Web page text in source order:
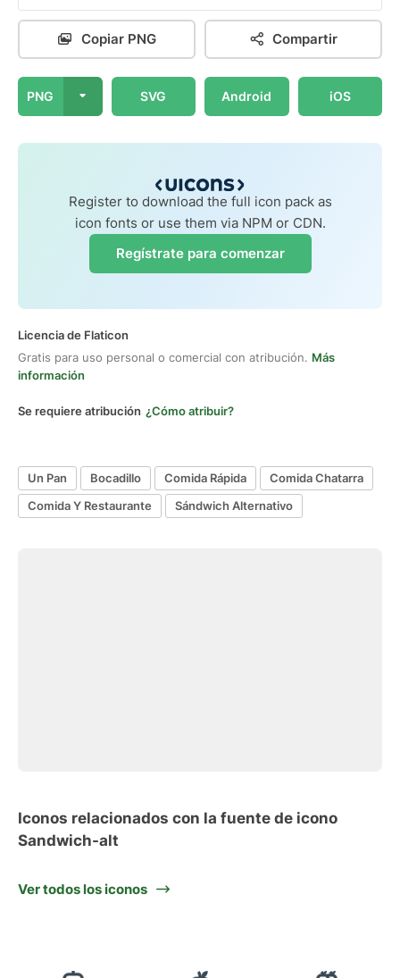
Copiar PNG Compartir
PNG SVG Android iOS
Register to download the full icon pack as
icon fonts or use them via NPM or CDN.
Regístrate para comenzar
Licencia de Flaticon
Gratis para uso personal o comercial con atribución. Más
información
Se requiere atribución ¿Cómo atribuir?
Un Pan Bocadillo Comida Rápida
Comida Chatarra
Comida Y Restaurante
Sándwich Alternativo
Iconos relacionados con la fuente de icono
Sandwich-alt
Ver todos los iconos